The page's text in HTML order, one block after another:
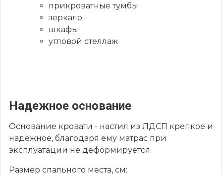
прикроватные тумбы
зеркало
шкафы
угловой стеллаж
Надежное основание
Основание кровати - настил из ЛДСП крепкое и
надежное, благодаря ему матрас при
эксплуатации не деформируется.
Размер спального места, см: